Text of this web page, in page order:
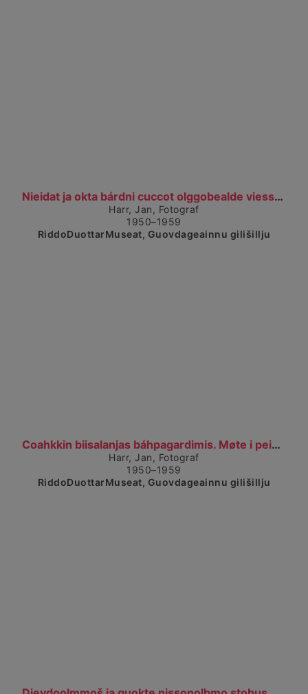
Nieidat ja okta bárdni cuccot olggobealde viessu....
Čájet dárkkes dieđuid
Harr, Jan, Fotograf
1950–1959
RiddoDuottarMuseat, Guovdageainnu gilišillju
Coahkkin biisalanjas báhpagardimis. Møte i peisest...
Čájet dárkkes dieđuid
Harr, Jan, Fotograf
1950–1959
RiddoDuottarMuseat, Guovdageainnu gilišillju